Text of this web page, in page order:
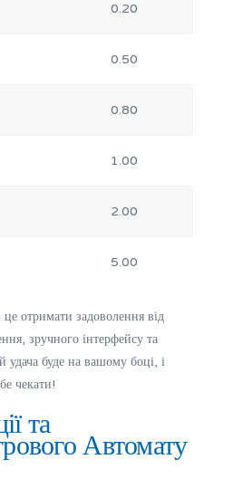
0.20
0.50
0.80
1.00
2.00
5.00
отримати задоволення від
зручного інтерфейсу та
буде на вашому боці, і
чекати!
та
Автомату